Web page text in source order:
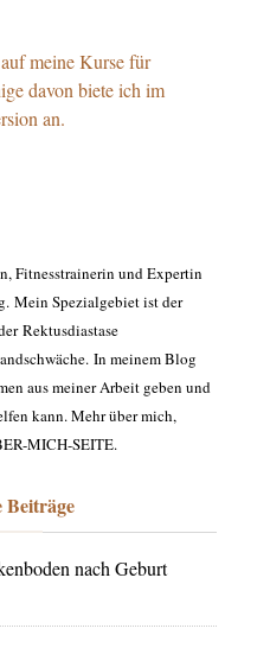
meine Kurse für
davon biete ich im
an.
Fitnesstrainerin und Expertin
Mein Spezialgebiet ist der
Rektusdiastase
In meinem Blog
aus meiner Arbeit geben und
kann. Mehr über mich,
MICH-SEITE.
nach Geburt